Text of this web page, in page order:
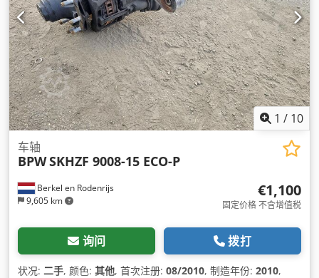
1 / 10
Berkel en Rodenrijs
9,605 km
车轴
BPWSKHZF 9008-15 ECO-P
€1,100
固定价格 不含增值税
询问 拨打
状况: 二手, 颜色: 其他, 首次注册: 08/2010, 制造年份: 2010,